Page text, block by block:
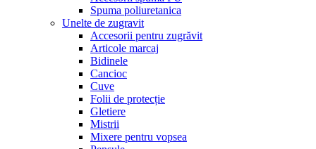
Spuma poliuretanica
Unelte de zugravit
Accesorii pentru zugrăvit
Articole marcaj
Bidinele
Cancioc
Cuve
Folii de protecție
Gletiere
Mistrii
Mixere pentru vopsea